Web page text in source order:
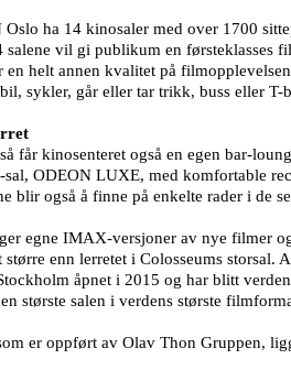
ha 14 kinosaler med over 1700
vil gi publikum en førsteklasses
en helt annen kvalitet på
sykler, går eller tar trikk, buss eller
får kinosenteret også en egen bar-
sal, ODEON LUXE, med komfortable
blir også å finne på enkelte rader i de
egne IMAX-versjoner av nye filmer
større enn lerretet i Colosseums
åpnet i 2015 og har blitt
største salen i verdens største
er oppført av Olav Thon Gruppen,